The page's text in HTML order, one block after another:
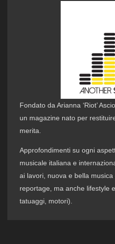
Fondato da Arianna ‘Riot’
un magazine nato per
merita.
Approfondimenti su ogni
musicale italiana e
ai lavori, nuova e bella musica
reportage, ma anche lifestyle
tatuaggi, motori).